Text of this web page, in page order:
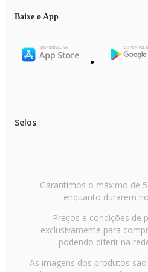
momento único com a função TWS
Baixe o App
Selos
Garantimos o máximo de
enquanto durarem
Preços e condições de
exclusivamente para
podendo diferir na
As imagens dos produtos